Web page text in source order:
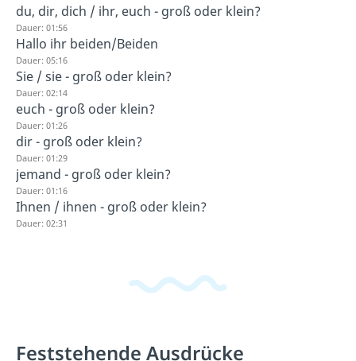
du, dir, dich / ihr, euch - groß oder klein?
Dauer: 01:56
Hallo ihr beiden/Beiden
Dauer: 05:16
Sie / sie - groß oder klein?
Dauer: 02:14
euch - groß oder klein?
Dauer: 01:26
dir - groß oder klein?
Dauer: 01:29
jemand - groß oder klein?
Dauer: 01:16
Ihnen / ihnen - groß oder klein?
Dauer: 02:31
Feststehende Ausdrücke